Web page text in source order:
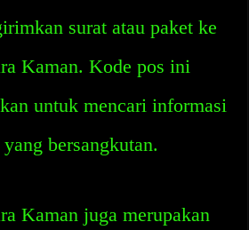
surat atau paket ke
Kaman. Kode pos ini
untuk mencari informasi
bersangkutan.
Kaman juga merupakan